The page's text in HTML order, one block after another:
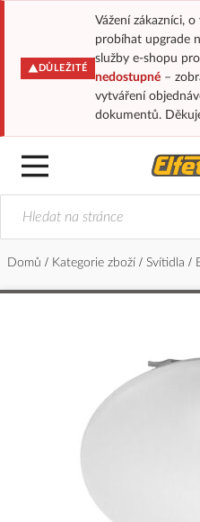
DŮLEŽITÉ
Vážení zákazníci, o
probíhat upgrade
služby e-shopu
nedostupné–
vytváření
dokumentů.
Domů Kategorie zboží Svítidla